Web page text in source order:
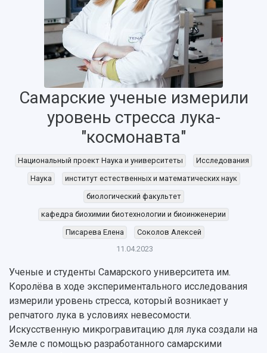
Самарские ученые измерили
уровень стресса лука-
"космонавта"
Национальный проект Наука и университеты
Исследования
Наука
институт естественных и математических наук
биологический факультет
кафедра биохимии биотехнологии и биоинженерии
Писарева Елена
Соколов Алексей
11.04.2023
Ученые и студенты Самарского университета им.
Королёва в ходе экспериментального исследования
измерили уровень стресса, который возникает у
репчатого лука в условиях невесомости.
Искусственную микрогравитацию для лука создали на
Земле с помощью разработанного самарскими